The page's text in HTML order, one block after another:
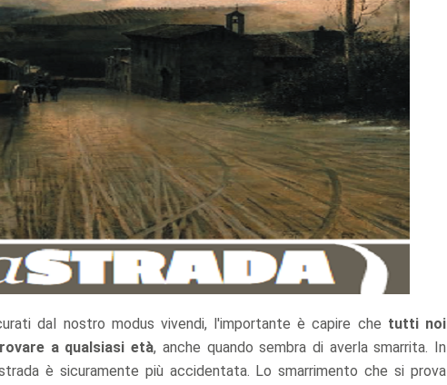
dal nostro modus vivendi, l'importante è capire che tutti noi
a qualsiasi età, anche quando sembra di averla smarrita. In
è sicuramente più accidentata. Lo smarrimento che si prova